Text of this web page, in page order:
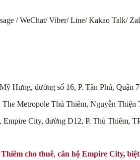
/ WeChat/ Viber/ Line/ Kakao Talk/
Hưng, đường số 16, P. Tân Phú, Quận 7
The Metropole Thủ Thiêm, Nguyễn
Empire City, đường D12, P. Thủ Thiêm,
cho thuê, căn hộ Empire City,